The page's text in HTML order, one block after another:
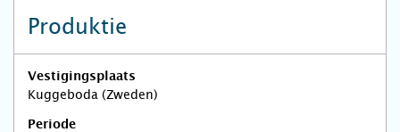
Produktie
Vestigingsplaats
Kuggeboda (Zweden)
Periode